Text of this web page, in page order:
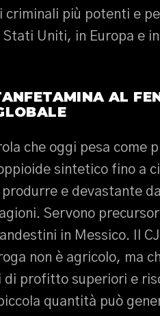
criminali più potenti e
Uniti, in Europa e
AL
che oggi pesa come
sintetico fino a
produrre e devastante
Servono
in Messico. Il
non è agricolo, ma
di profitto superiori e
quantità può